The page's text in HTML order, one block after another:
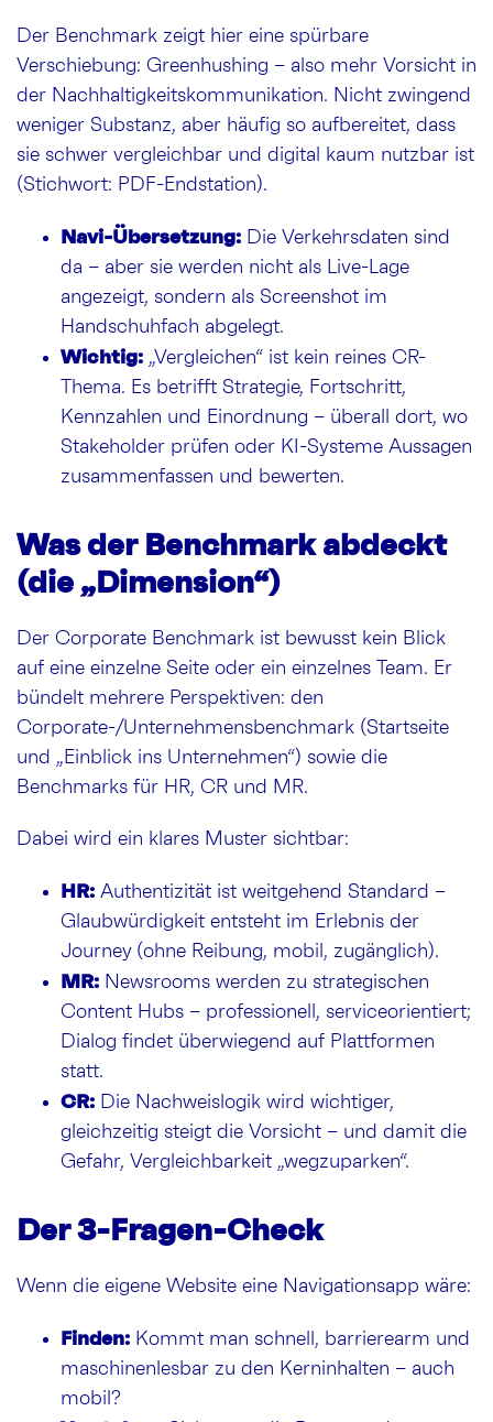
Der Benchmark zeigt hier eine spürbare
Verschiebung: Greenhushing – also mehr Vorsicht in
der Nachhaltigkeitskommunikation. Nicht zwingend
weniger Substanz, aber häufig so aufbereitet, dass
sie schwer vergleichbar und digital kaum nutzbar ist
(Stichwort: PDF-Endstation).
Navi-Übersetzung: Die Verkehrsdaten sind
da – aber sie werden nicht als Live-Lage
angezeigt, sondern als Screenshot im
Handschuhfach abgelegt.
Wichtig: „Vergleichen“ ist kein reines CR-
Thema. Es betrifft Strategie, Fortschritt,
Kennzahlen und Einordnung – überall dort, wo
Stakeholder prüfen oder KI-Systeme Aussagen
zusammenfassen und bewerten.
Was der Benchmark abdeckt
(die „Dimension“)
Der Corporate Benchmark ist bewusst kein Blick
auf eine einzelne Seite oder ein einzelnes Team. Er
bündelt mehrere Perspektiven: den
Corporate-/Unternehmensbenchmark (Startseite
und „Einblick ins Unternehmen“) sowie die
Benchmarks für HR, CR und MR.
Dabei wird ein klares Muster sichtbar:
HR: Authentizität ist weitgehend Standard –
Glaubwürdigkeit entsteht im Erlebnis der
Journey (ohne Reibung, mobil, zugänglich).
MR: Newsrooms werden zu strategischen
Content Hubs – professionell, serviceorientiert;
Dialog findet überwiegend auf Plattformen
statt.
CR: Die Nachweislogik wird wichtiger,
gleichzeitig steigt die Vorsicht – und damit die
Gefahr, Vergleichbarkeit „wegzuparken“.
Der 3-Fragen-Check
Wenn die eigene Website eine Navigationsapp wäre:
Finden: Kommt man schnell, barrierearm und
maschinenlesbar zu den Kerninhalten – auch
mobil?